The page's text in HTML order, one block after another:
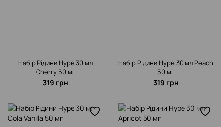
Набір Рідини Hype 30 мл
Cherry 50 мг
319 грн
Набір Рідини Hype 30 мл Peach
50 мг
319 грн